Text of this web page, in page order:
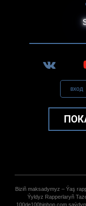
вход
Biziñ maksadymyz – Ýaş
Ýyldyz Rapperlaryñ
100de100hiphop.com